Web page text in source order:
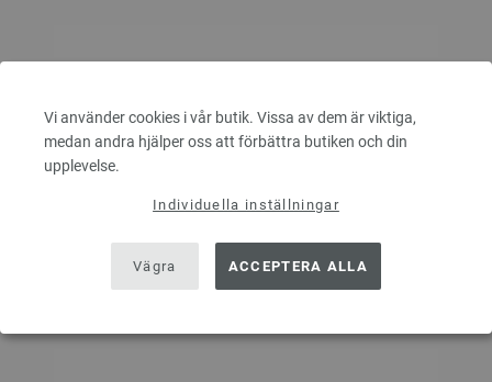
Vi använder cookies i vår butik. Vissa av dem är viktiga,
medan andra hjälper oss att förbättra butiken och din
upplevelse.
Individuella inställningar
Vägra ACCEPTERA ALLA